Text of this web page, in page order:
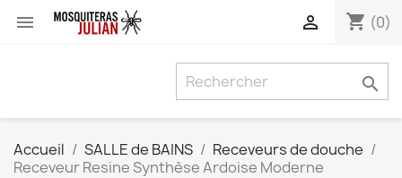
 shopping_cart (0)


Accueil SALLE de BAINS
Receveurs de douche
Receveur Resine Synthèse Ardoise Moderne